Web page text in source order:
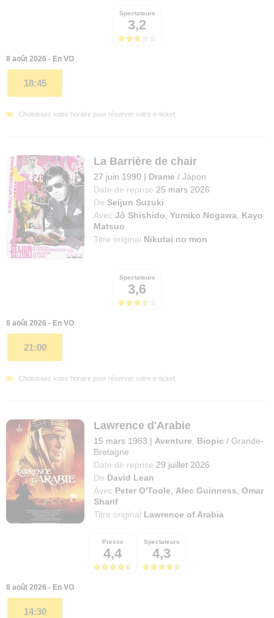
Spectateurs
3,2
8 août 2026 - En VO
18:45
Choisissez votre horaire pour réserver votre e-ticket.
La Barrière de chair
27 juin 1990 | Drame / Japon
Date de reprise 25 mars 2026
De Seijun Suzuki
Avec Jô Shishido ,Yumiko Nogawa
Kayo
Matsuo
Titre original Nikutai no mon
Spectateurs
3,6
8 août 2026 - En VO
21:00
Choisissez votre horaire pour réserver votre e-ticket.
Lawrence d'Arabie
15 mars 1963 | Aventure Biopic / Grande-
Bretagne
Date de reprise 29 juillet 2026
De David Lean
Avec Peter O'Toole Alec Guinness ,Omar
Sharif
Titre original Lawrence of Arabia
Presse
4,4
Spectateurs
4,3
8 août 2026 - En VO
14:30